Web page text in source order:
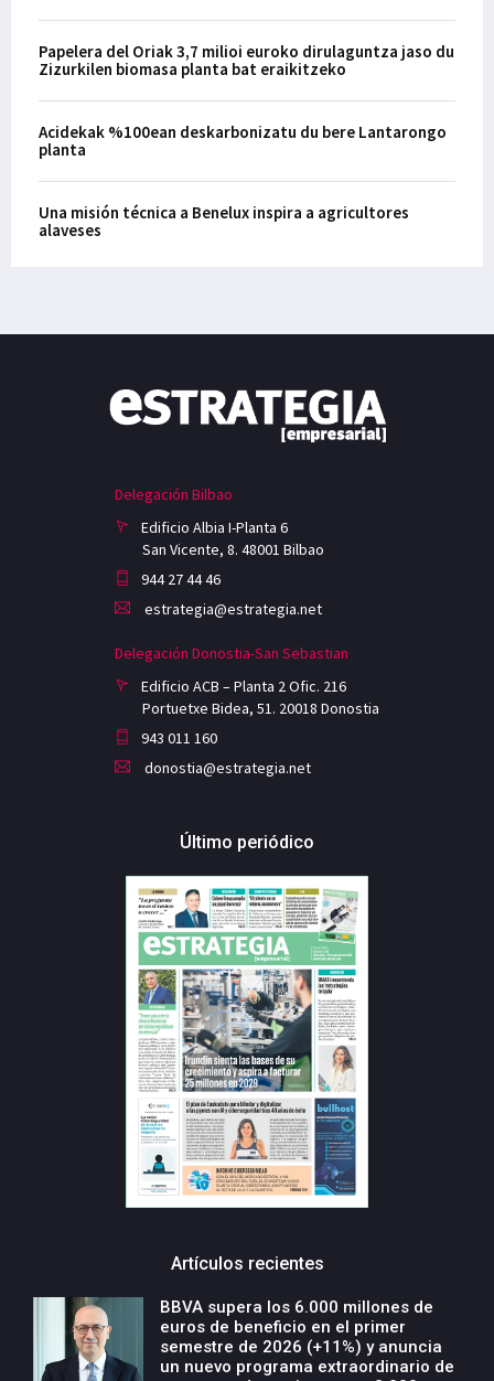
Papelera del Oriak 3,7 milioi euroko dirulaguntza jaso du
Zizurkilen biomasa planta bat eraikitzeko
Acidekak %100ean deskarbonizatu du bere Lantarongo
planta
Una misión técnica a Benelux inspira a agricultores
alaveses
Delegación Bilbao
Edificio Albia I-Planta 6
San Vicente, 8. 48001 Bilbao
944 27 44 46
estrategia@estrategia.net
Delegación Donostia-San Sebastian
Edificio ACB – Planta 2 Ofic. 216
Portuetxe Bidea, 51. 20018 Donostia
943 011 160
donostia@estrategia.net
Último periódico
Artículos recientes
BBVA supera los 6.000 millones de
euros de beneficio en el primer
semestre de 2026 (+11%) y anuncia
un nuevo programa extraordinario de